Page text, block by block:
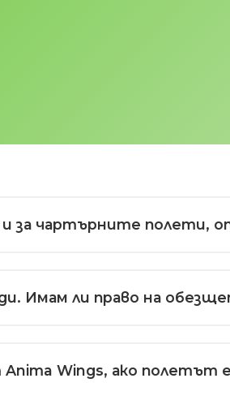
и за чартърните полети,
Имам ли право на
Wings, ако полетът е